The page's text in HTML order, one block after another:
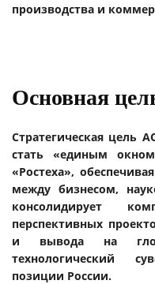
производства и
Основная
Стратегическая цель
стать «единым
«Ростеха»,
между бизнесом,
консолидирует
перспективных
и вывода на
технологический
позиции России.